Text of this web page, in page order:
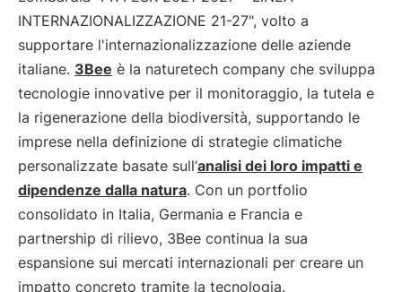
INTERNAZIONALIZZAZIONE 21-27", volto a
supportare l'internazionalizzazione delle aziende
italiane. 3Bee è la naturetech company che sviluppa
tecnologie innovative per il monitoraggio, la tutela e
la rigenerazione della biodiversità, supportando le
imprese nella definizione di strategie climatiche
personalizzate basate sull’analisi dei loro impatti e
dipendenze dalla natura. Con un portfolio
consolidato in Italia, Germania e Francia e
partnership di rilievo, 3Bee continua la sua
espansione sui mercati internazionali per creare un
impatto concreto tramite la tecnologia.